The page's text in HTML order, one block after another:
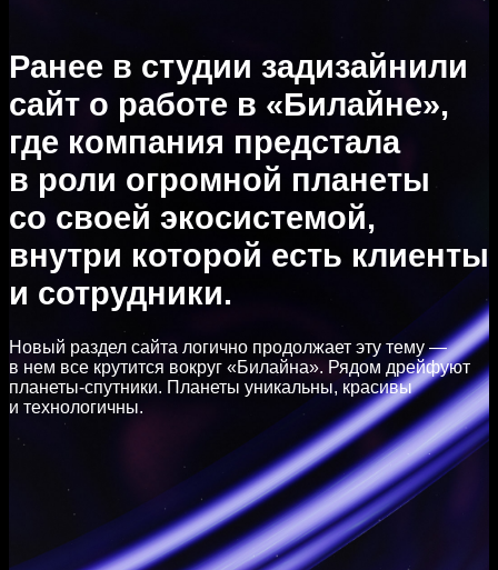
Ранее в студии задизайнили
сайт о работе в «Билайне»,
где компания предстала
в роли огромной планеты
со своей экосистемой,
внутри которой есть клиенты
и сотрудники.
Новый раздел сайта логично продолжает эту тему —
в нем все крутится вокруг «Билайна». Рядом дрейфуют
планеты-спутники. Планеты уникальны, красивы
и технологичны.